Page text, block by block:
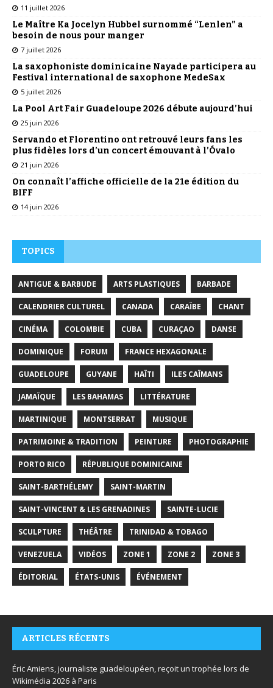
11 juillet 2026
Le Maître Ka Jocelyn Hubbel surnommé “Lenlen” a
besoin de nous pour manger
7 juillet 2026
La saxophoniste dominicaine Nayade participera au
Festival international de saxophone MedeSax
5 juillet 2026
La Pool Art Fair Guadeloupe 2026 débute aujourd’hui
25 juin 2026
Servando et Florentino ont retrouvé leurs fans les
plus fidèles lors d’un concert émouvant à l’Óvalo
21 juin 2026
On connaît l’affiche officielle de la 21e édition du
BIFF
14 juin 2026
TOPICS
ANTIGUE & BARBUDE ARTS PLASTIQUES BARBADE
CALENDRIER CULTUREL CANADA CARAÏBE CHANT
CINÉMA COLOMBIE CUBA CURAÇAO DANSE
DOMINIQUE FORUM FRANCE HEXAGONALE
GUADELOUPE GUYANE HAÏTI ILES CAÏMANS
JAMAÏQUE LES BAHAMAS LITTÉRATURE
MARTINIQUE MONTSERRAT MUSIQUE
PATRIMOINE & TRADITION PEINTURE PHOTOGRAPHIE
PORTO RICO RÉPUBLIQUE DOMINICAINE
SAINT-BARTHÉLEMY SAINT-MARTIN
SAINT-VINCENT & LES GRENADINES SAINTE-LUCIE
SCULPTURE THÉÂTRE TRINIDAD & TOBAGO
VENEZUELA VIDÉOS ZONE 1 ZONE 2 ZONE 3
ÉDITORIAL ÉTATS-UNIS ÉVÉNEMENT
ARTICLES RÉCENTS
Éric Amiens, journaliste guadeloupéen, reçoit un trophée lors de
Wikimédia 2026 à Paris